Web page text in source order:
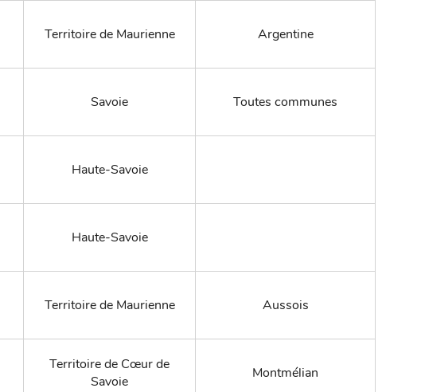
Territoire de Maurienne Argentine
Savoie Toutes communes
Haute-Savoie
Haute-Savoie
Territoire de Maurienne Aussois
Territoire de Cœur de
Savoie
Montmélian